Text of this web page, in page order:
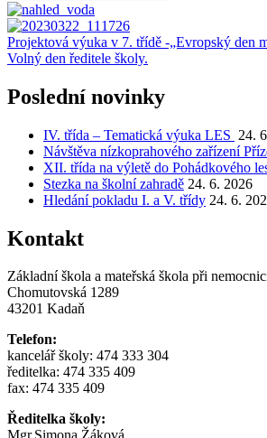
Navigace
pro
příspěvek
Projektová výuka v 7. třídě -„Evropský den
Volný den ředitele školy.
Poslední novinky
IV. třída – Tematická výuka LES 24.
Návštěva nízkoprahového zařízení
XII. třída na výletě do Pohádkového
Stezka na školní zahradě 24. 6. 2026
Hledání pokladu I. a V. třídy 24. 6.
Kontakt
Základní škola a mateřská škola při
Chomutovská 1289
43201 Kadaň
Telefon:
kancelář školy: 474 333 304
ředitelka: 474 335 409
fax: 474 335 409
Ředitelka školy: